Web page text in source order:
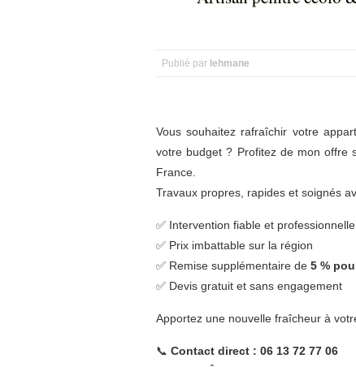
Publié par lehmane
Vous souhaitez rafraîchir votre
votre budget ? Profitez de mon offre
France.
Travaux propres, rapides et soignés
✅ Intervention fiable et professionnelle
✅ Prix imbattable sur la région
✅ Remise supplémentaire de 5 %
✅ Devis gratuit et sans engagement
Apportez une nouvelle fraîcheur à
📞 Contact direct : 06 13 72 77 06